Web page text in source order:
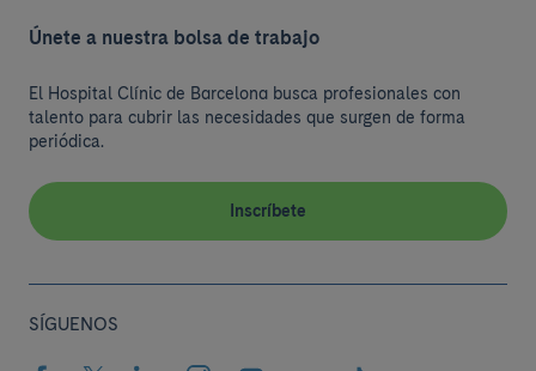
Únete a nuestra bolsa de trabajo
El Hospital Clínic de Barcelona busca profesionales con
talento para cubrir las necesidades que surgen de forma
periódica.
Inscríbete
SÍGUENOS